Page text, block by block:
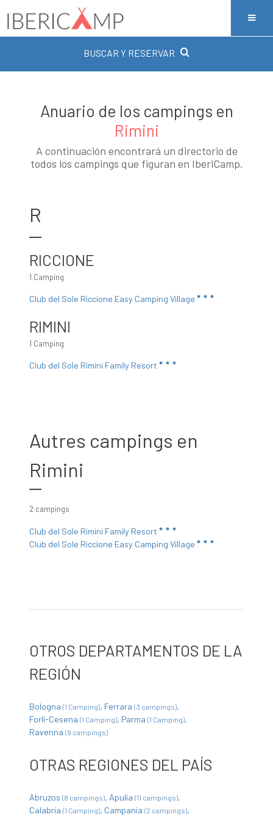
BUSCAR Y RESERVAR
Anuario de los campings en
Rimini
A continuación encontrará un directorio de
todos los campings que figuran en IberiCamp.
R
RICCIONE
1 Camping
Club del Sole Riccione Easy Camping Village
RIMINI
1 Camping
Club del Sole Rimini Family Resort
Autres campings en
Rimini
2 campings
Club del Sole Rimini Family Resort
Club del Sole Riccione Easy Camping Village
OTROS DEPARTAMENTOS DE LA
REGIÓN
Bologna (1 Camping) Ferrara (3 campings)
Forlì-Cesena (1 Camping) Parma (1 Camping)
Ravenna (9 campings)
OTRAS REGIONES DEL PAÍS
Abruzos (8 campings) Apulia (11 campings)
Calabria (1 Camping) Campania (2 campings)